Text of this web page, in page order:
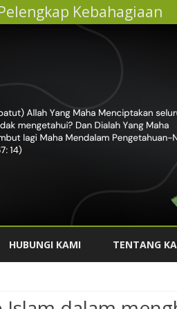
Kebahagiaan
HUBUNGI KAMI TENTANG